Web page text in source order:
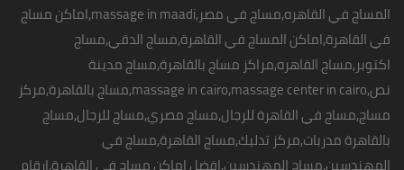
●تنظيف بشرة 300
● تنظيف
المساج في القاهره,مساج في مصر,massage in maadi,اماكنمساج
في القاهرة,اماكن المساج في القاهرة,مساج الدقي,مساج
اكتوبر,مساج القاهره,مراكز مساج بالقاهرة,مساج مدينة
نص,massage in cairo,massage center in cairo,مساج بالقاهرة,مركز
مساج,مساج في القاهرة للرجال,مساج مصري,مساج للرجال,مساج
بالقاهرة مدربات,مركز تدليك,مساج القاهرة,مساج في